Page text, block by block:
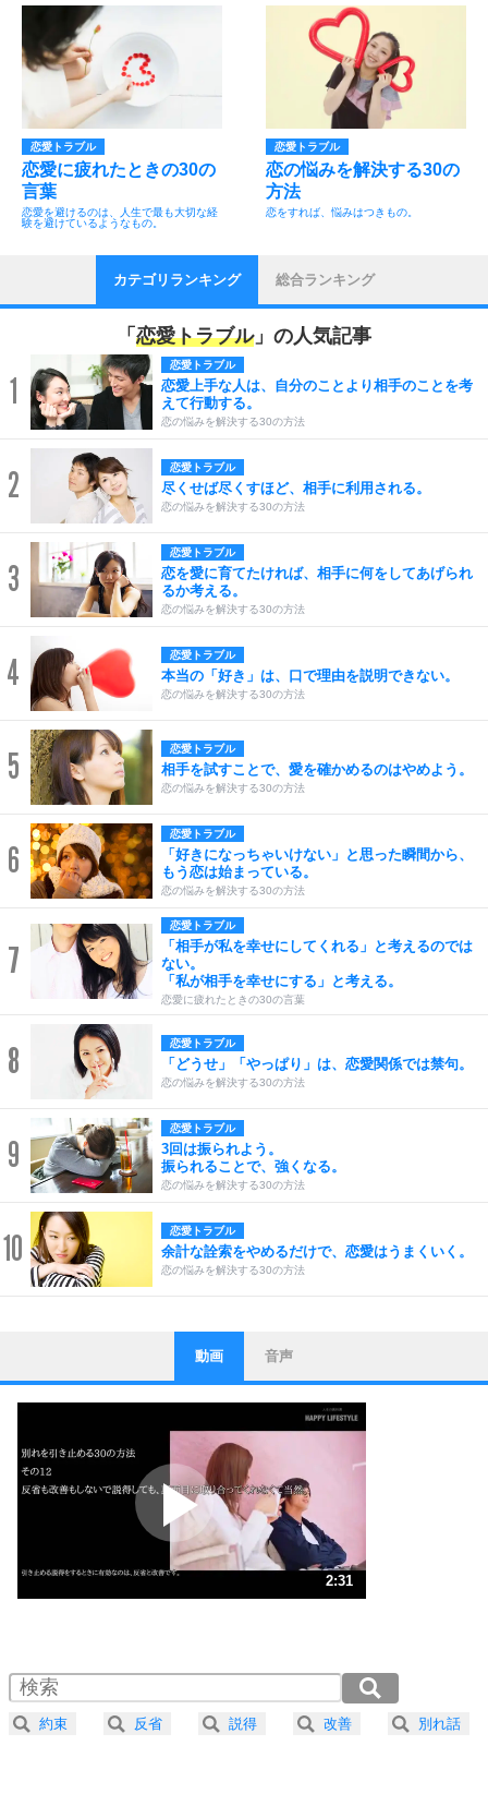
恋愛トラブル
恋愛に疲れたときの30の
言葉
恋愛を避けるのは、人生で最も大切な経
験を避けているようなもの。
恋愛トラブル
恋の悩みを解決する30の
方法
恋をすれば、悩みはつきもの。
カテゴリランキング 総合ランキング
「 恋愛トラブル」の人気記事
1
恋愛トラブル
恋愛上手な人は、自分のことより相手のことを考
えて行動する。
恋の悩みを解決する30の方法
2 恋愛トラブル
尽くせば尽くすほど、相手に利用される。
恋の悩みを解決する30の方法
3
恋愛トラブル
恋を愛に育てたければ、相手に何をしてあげられ
るか考える。
恋の悩みを解決する30の方法
4 恋愛トラブル
本当の「好き」は、口で理由を説明できない。
恋の悩みを解決する30の方法
5 恋愛トラブル
相手を試すことで、愛を確かめるのはやめよう。
恋の悩みを解決する30の方法
6
恋愛トラブル
「好きになっちゃいけない」と思った瞬間から、
もう恋は始まっている。
恋の悩みを解決する30の方法
7
恋愛トラブル
「相手が私を幸せにしてくれる」と考えるのでは
ない。
「私が相手を幸せにする」と考える。
恋愛に疲れたときの30の言葉
8 恋愛トラブル
「どうせ」「やっぱり」は、恋愛関係では禁句。
恋の悩みを解決する30の方法
9
恋愛トラブル
3回は振られよう。
振られることで、強くなる。
恋の悩みを解決する30の方法
10 恋愛トラブル
余計な詮索をやめるだけで、恋愛はうまくいく。
恋の悩みを解決する30の方法
1
ストレス対策
他人と比べない。
いっそのこと、他人を見ない。
いらいらしない人になる30の方法
プラス思考
ポジティブになれない原因は、行動しないから。
ポジティブ思考になる30の方法
ストレス対策
人生、なんとかなるもの。
気楽に生きる30の方法
4 器の大きい人は、怒りを優しさで表現する。
プラス思考
動画 音声
2:31
2.0倍速 （296KB 1分15秒）
2.5倍速 （237KB 1分0秒）
3.0倍速 （197KB 50秒）
約束 反省 説得 改善 別れ話